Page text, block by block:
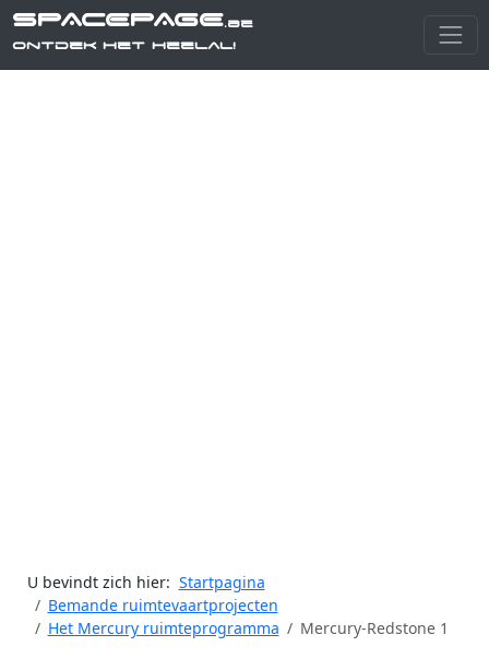
SPACEPAGE.be
Ontdek het heelal!
U bevindt zich hier: Startpagina
Bemande ruimtevaartprojecten
Het Mercury ruimteprogramma
Mercury-Redstone 1